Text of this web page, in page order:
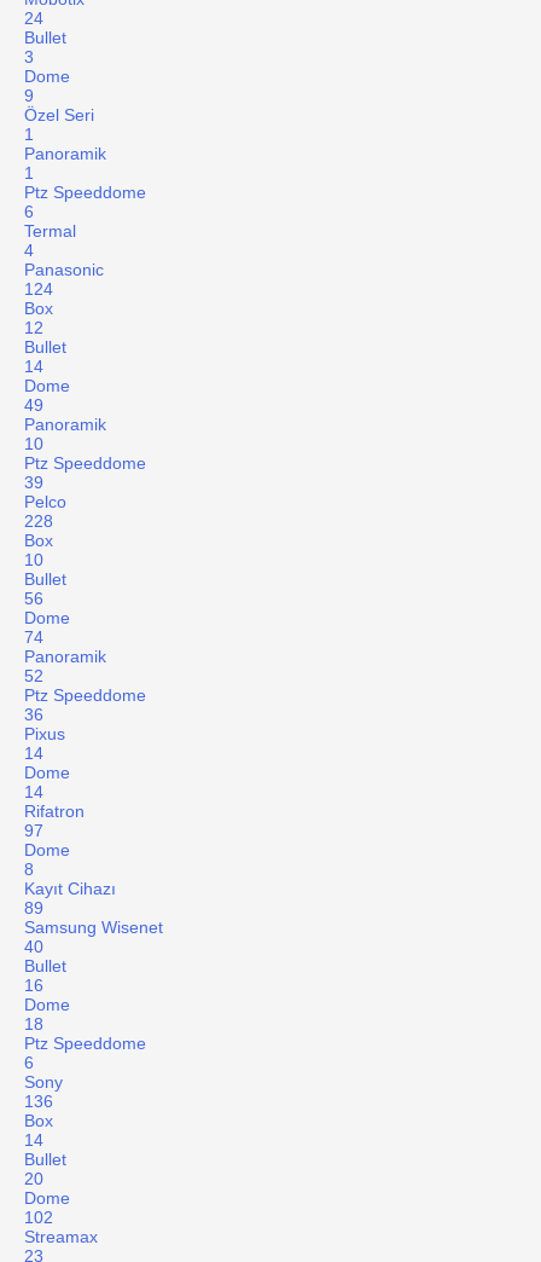
24
Bullet
3
Dome
9
Özel Seri
1
Panoramik
1
Ptz Speeddome
6
Termal
4
Panasonic
124
Box
12
Bullet
14
Dome
49
Panoramik
10
Ptz Speeddome
39
Pelco
228
Box
10
Bullet
56
Dome
74
Panoramik
52
Ptz Speeddome
36
Pixus
14
Dome
14
Rifatron
97
Dome
8
Kayıt Cihazı
89
Samsung Wisenet
40
Bullet
16
Dome
18
Ptz Speeddome
6
Sony
136
Box
14
Bullet
20
Dome
102
Streamax
23